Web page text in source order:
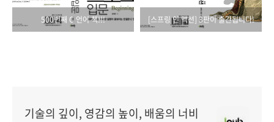
500번째 C 언어 책!!! [스프링 인 액션] 3판이 출간됩니다!
기술의 깊이, 영감의 높이, 배움의 너비